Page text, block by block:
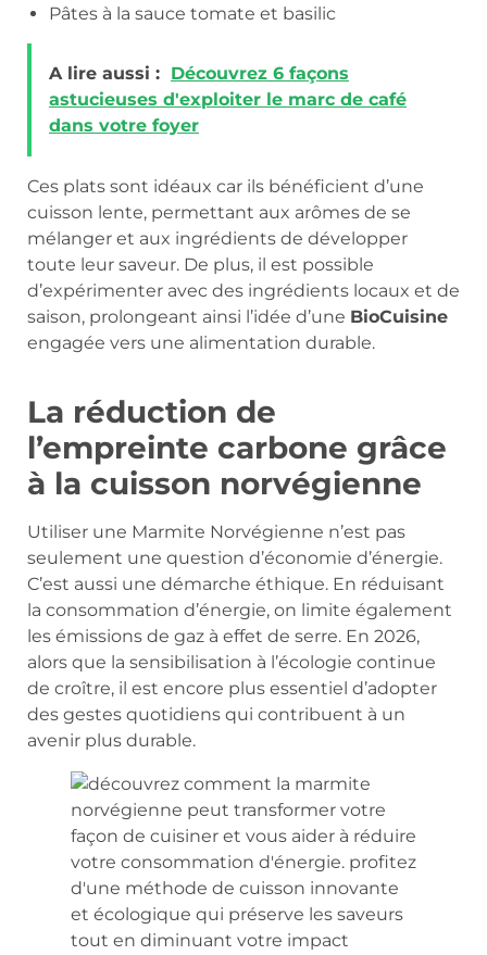
Pâtes à la sauce tomate et basilic
A lire aussi : Découvrez 6 façons
astucieuses d'exploiter le marc de café
dans votre foyer
Ces plats sont idéaux car ils bénéficient d’une
cuisson lente, permettant aux arômes de se
mélanger et aux ingrédients de développer
toute leur saveur. De plus, il est possible
d’expérimenter avec des ingrédients locaux et de
saison, prolongeant ainsi l’idée d’une BioCuisine
engagée vers une alimentation durable.
La réduction de
l’empreinte carbone grâce
à la cuisson norvégienne
Utiliser une Marmite Norvégienne n’est pas
seulement une question d’économie d’énergie.
C’est aussi une démarche éthique. En réduisant
la consommation d’énergie, on limite également
les émissions de gaz à effet de serre. En 2026,
alors que la sensibilisation à l’écologie continue
de croître, il est encore plus essentiel d’adopter
des gestes quotidiens qui contribuent à un
avenir plus durable.